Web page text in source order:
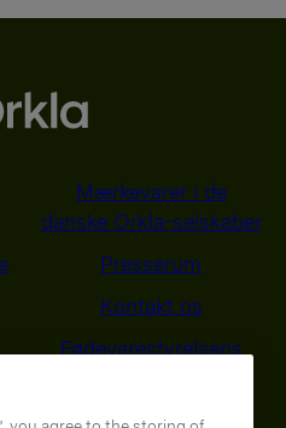
Mærkevarer i de
danske Orkla-selskaber
Presserum
Kontakt os
Fødevarestyrelsens
Energi-og Klimasyn